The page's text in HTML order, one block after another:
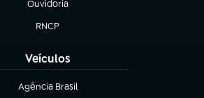
Ouvidoria
(abre em nova aba)
RNCP
(abre em nova aba)
Veículos
Agência Brasil
(abre em nova aba)